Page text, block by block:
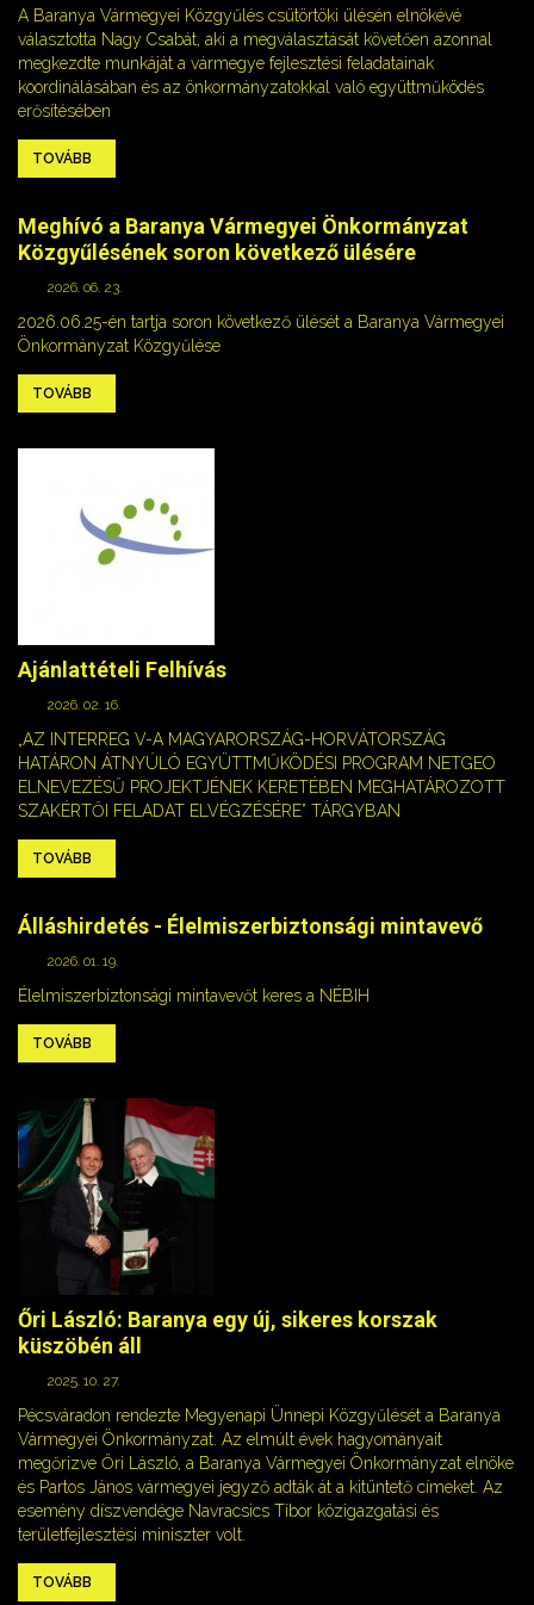
A Baranya Vármegyei Közgyűlés csütörtöki ülésén elnökévé
választotta Nagy Csabát, aki a megválasztását követően azonnal
megkezdte munkáját a vármegye fejlesztési feladatainak
koordinálásában és az önkormányzatokkal való együttműködés
erősítésében
TOVÁBB
Meghívó a Baranya Vármegyei Önkormányzat
Közgyűlésének soron következő ülésére
2026. 06. 23.
2026.06.25-én tartja soron következő ülését a Baranya Vármegyei
Önkormányzat Közgyűlése
TOVÁBB
Ajánlattételi Felhívás
2026. 02. 16.
„AZ INTERREG V-A MAGYARORSZÁG-HORVÁTORSZÁG
HATÁRON ÁTNYÚLÓ EGYÜTTMŰKÖDÉSI PROGRAM NETGEO
ELNEVEZÉSŰ PROJEKTJÉNEK KERETÉBEN MEGHATÁROZOTT
SZAKÉRTŐI FELADAT ELVÉGZÉSÉRE” TÁRGYBAN
TOVÁBB
Álláshirdetés - Élelmiszerbiztonsági mintavevő
2026. 01. 19.
Élelmiszerbiztonsági mintavevőt keres a NÉBIH
TOVÁBB
Őri László: Baranya egy új, sikeres korszak
küszöbén áll
2025. 10. 27.
Pécsváradon rendezte Megyenapi Ünnepi Közgyűlését a Baranya
Vármegyei Önkormányzat. Az elmúlt évek hagyományait
megőrizve Őri László, a Baranya Vármegyei Önkormányzat elnöke
és Partos János vármegyei jegyző adták át a kitüntető címeket. Az
esemény díszvendége Navracsics Tibor közigazgatási és
területfejlesztési miniszter volt.
TOVÁBB